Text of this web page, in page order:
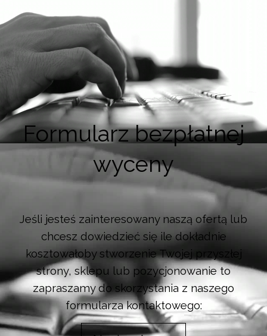
Formularz bezpłatnej
wyceny
Jeśli jesteś zainteresowany naszą ofertą lub
chcesz dowiedzieć się ile dokładnie
kosztowałoby stworzenie Twojej przyszłej
strony, sklepu lub pozycjonowanie to
zapraszamy do skorzystania z naszego
formularza kontaktowego: